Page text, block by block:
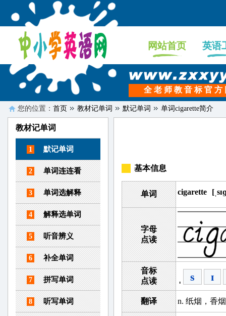
网站首页 英语
全 老 师 教 音 标 官 方
您的位置： 首页 教材记单词 默记单词 单词cigarette简介
教材记单词
1 默记单词
2 单词连连看
3 单词选解释
4 解释选单词
5 听音辨义
6 补全单词
7 拼写单词
8 听写单词
基本信息
单词 cigarette
字母
点读
音标
点读
s ɪ
翻译 n. 纸烟，香烟